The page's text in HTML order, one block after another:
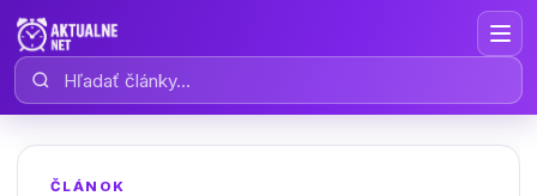
Hľadať články
ČLÁNOK